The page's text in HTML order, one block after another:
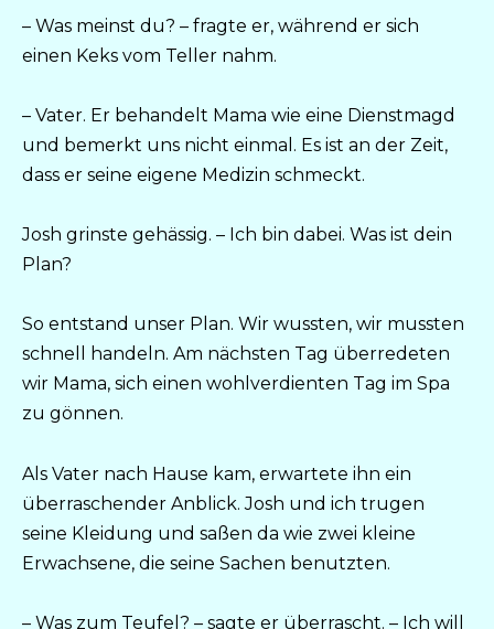
– Was meinst du? – fragte er, während er sich
einen Keks vom Teller nahm.
– Vater. Er behandelt Mama wie eine Dienstmagd
und bemerkt uns nicht einmal. Es ist an der Zeit,
dass er seine eigene Medizin schmeckt.
Josh grinste gehässig. – Ich bin dabei. Was ist dein
Plan?
So entstand unser Plan. Wir wussten, wir mussten
schnell handeln. Am nächsten Tag überredeten
wir Mama, sich einen wohlverdienten Tag im Spa
zu gönnen.
Als Vater nach Hause kam, erwartete ihn ein
überraschender Anblick. Josh und ich trugen
seine Kleidung und saßen da wie zwei kleine
Erwachsene, die seine Sachen benutzten.
– Was zum Teufel? – sagte er überrascht. – Ich will